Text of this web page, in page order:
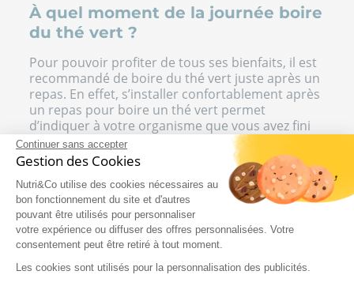
Continuer sans accepter
Gestion des Cookies
Nutri&Co utilise des cookies nécessaires au
bon fonctionnement du site et d'autres
pouvant être utilisés pour personnaliser
votre expérience ou diffuser des offres personnalisées. Votre
consentement peut être retiré à tout moment.
Les cookies sont utilisés pour la personnalisation des publicités.
À quel moment de la journée boire
du thé vert ?
Pour pouvoir profiter de tous ses bienfaits, il est
recommandé de boire du thé vert juste après un
repas. En effet, s’installer confortablement après
un repas pour boire un thé vert permet
d’indiquer à votre organisme que vous avez fini
de manger. Cette habitude vous aidera
progressivement à ne plus reprendre de dessert,
à éviter de grignoter dans l’après-midi ou dans la
soirée.
Vous pouvez aussi choisir de boire du thé vert
sans sucre entre les repas, surtout si vous avez
tendance à avoir faim en milieu de matinée ou en
milieu d’après-midi. Un thé vert permet de